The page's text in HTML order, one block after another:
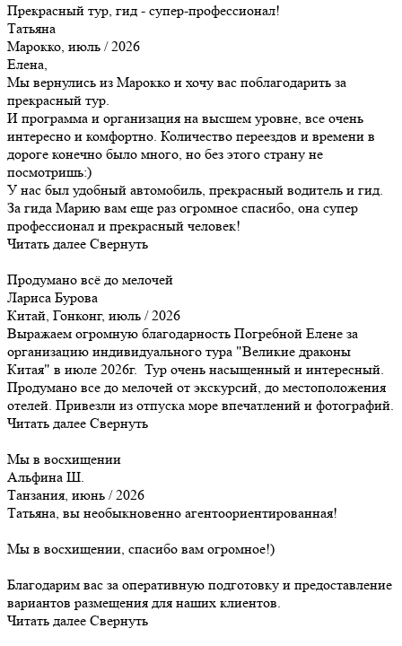
Прекрасный тур, гид - супер-профессионал!
Татьяна
Марокко, июль / 2026
Елена,
Мы вернулись из Марокко и хочу вас поблагодарить за
прекрасный тур.
И программа и организация на высшем уровне, все очень
интересно и комфортно. Количество переездов и времени в
дороге конечно было много, но без этого страну не
посмотришь:)
У нас был удобный автомобиль, прекрасный водитель и гид.
За гида Марию вам еще раз огромное спасибо, она супер
профессионал и прекрасный человек!
Читать далее Свернуть
Продумано всё до мелочей
Лариса Бурова
Китай, Гонконг, июль / 2026
Выражаем огромную благодарность Погребной Елене за
организацию индивидуального тура "Великие драконы
Китая" в июле 2026г. Тур очень насыщенный и интересный.
Продумано все до мелочей от экскурсий, до местоположения
отелей. Привезли из отпуска море впечатлений и фотографий.
Читать далее Свернуть
Мы в восхищении
Альфина Ш.
Танзания, июнь / 2026
Татьяна, вы необыкновенно агентоориентированная!
Мы в восхищении, спасибо вам огромное!)
Благодарим вас за оперативную подготовку и предоставление
вариантов размещения для наших клиентов.
Читать далее Свернуть